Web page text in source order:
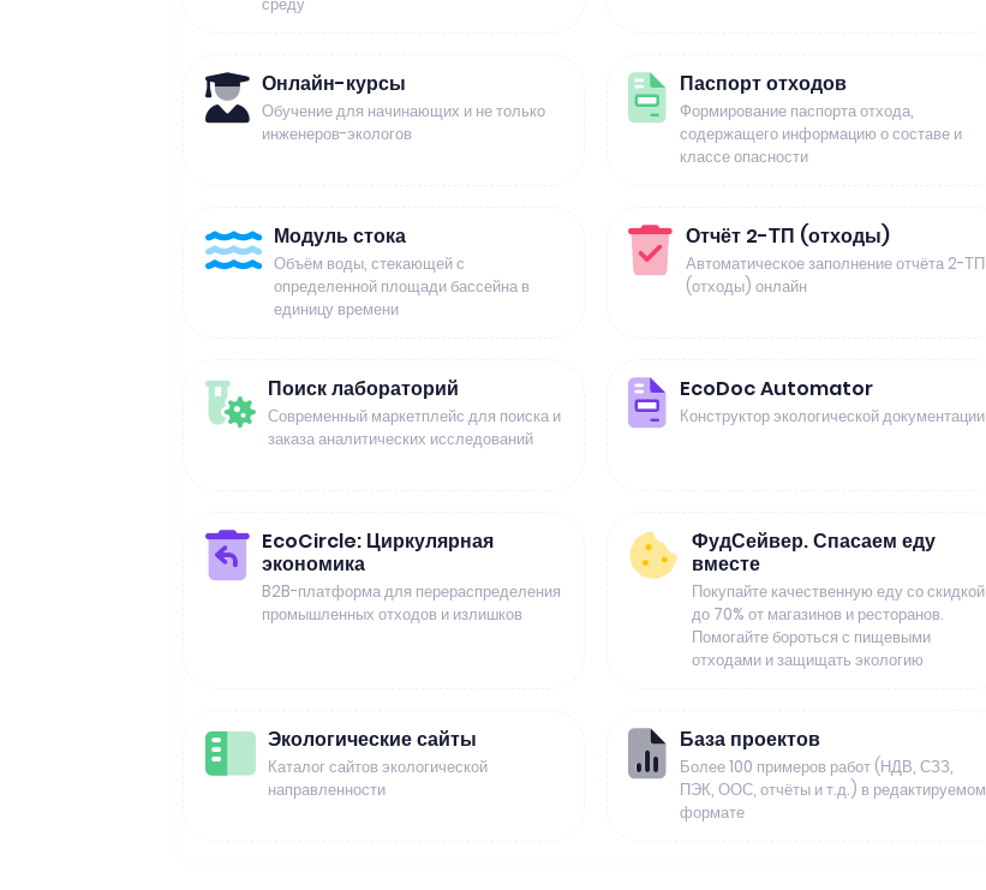
Онлайн-курсы
Обучение для начинающих и не только
инженеров-экологов
Паспорт отходов
Формирование паспорта отхода,
содержащего информацию о составе и
классе опасности
Модуль стока
Объём воды, стекающей с
определенной площади бассейна в
единицу времени
Отчёт 2-ТП (отходы)
Автоматическое заполнение отчёта 2-ТП
(отходы) онлайн
Поиск лабораторий
Современный маркетплейс для поиска и
заказа аналитических исследований
EcoDoc Automator
Конструктор экологической документации
EcoCircle: Циркулярная
экономика
B2B-платформа для перераспределения
промышленных отходов и излишков
ФудСейвер. Спасаем еду
вместе
Покупайте качественную еду со скидкой
до 70% от магазинов и ресторанов.
Помогайте бороться с пищевыми
отходами и защищать экологию
Экологические сайты
Каталог сайтов экологической
направленности
База проектов
Более 100 примеров работ (НДВ, СЗЗ,
ПЭК, ООС, отчёты и т.д.) в редактируемом
формате